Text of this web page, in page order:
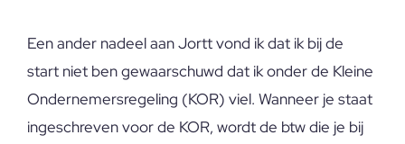
Een ander nadeel aan Jortt vond ik dat ik bij de
start niet ben gewaarschuwd dat ik onder de Kleine
Ondernemersregeling (KOR) viel. Wanneer je staat
ingeschreven voor de KOR, wordt de btw die je bij